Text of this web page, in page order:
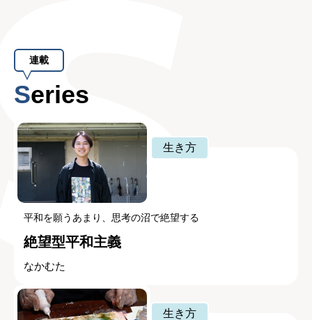
連載
Series
生き方
平和を願うあまり、思考の沼で絶望する
絶望型平和主義
なかむた
生き方